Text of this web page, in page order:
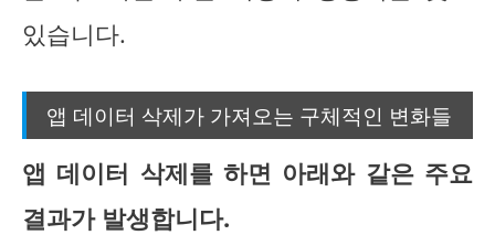
있습니다.
앱 데이터 삭제가 가져오는 구체적인 변화들
앱 데이터 삭제를 하면 아래와 같은 주요
결과가 발생합니다.